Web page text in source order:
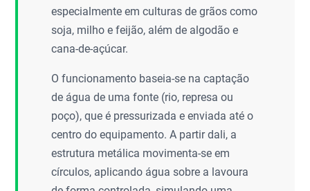
especialmente em culturas de grãos como
soja, milho e feijão, além de algodão e
cana-de-açúcar.
O funcionamento baseia-se na captação
de água de uma fonte (rio, represa ou
poço), que é pressurizada e enviada até o
centro do equipamento. A partir dali, a
estrutura metálica movimenta-se em
círculos, aplicando água sobre a lavoura